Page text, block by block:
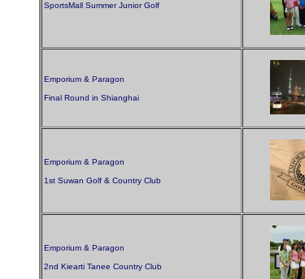
SportsMall Summer Junior Golf
Emporium & Paragon
Final Round in Shianghai
Emporium & Paragon
1st Suwan Golf & Country Club
Emporium & Paragon
2nd Kiearti Tanee Country Club